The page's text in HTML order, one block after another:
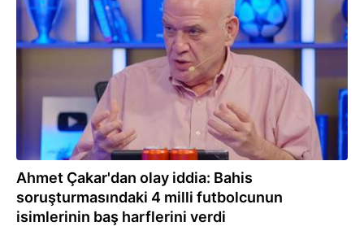
20.06.2026
Ahmet Çakar'dan olay iddia: Bahis
soruşturmasındaki 4 milli futbolcunun
isimlerinin baş harflerini verdi